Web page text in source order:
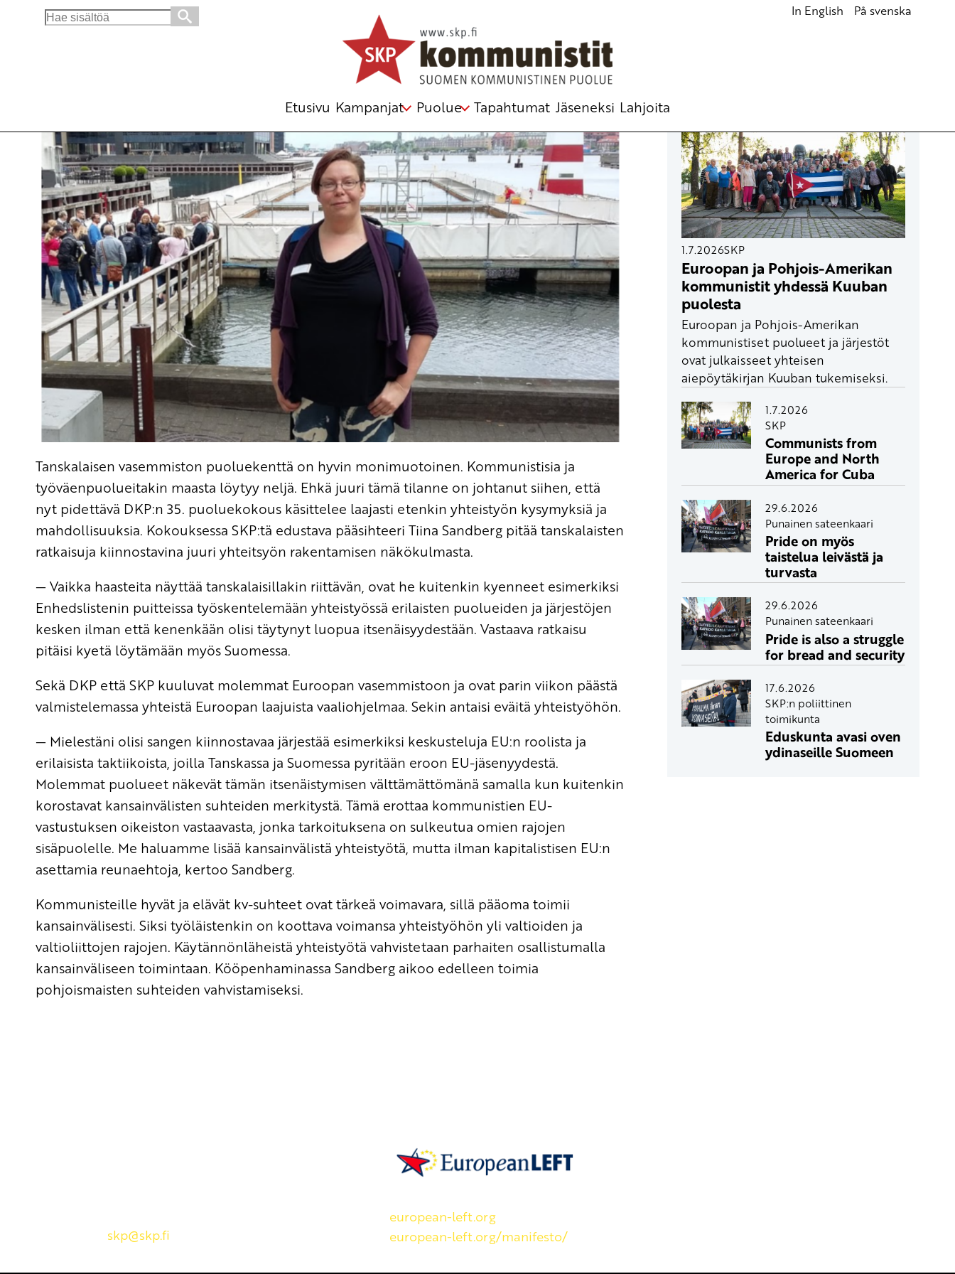
Search
In English På svenska
Etusivu Kampanjat Puolue Tapahtumat Jäseneksi Lahjoita
Tanskalaisen vasemmiston puoluekenttä on hyvin monimuotoinen. Kommunistisia ja
työväenpuolueitakin maasta löytyy neljä. Ehkä juuri tämä tilanne on johtanut siihen, että
nyt pidettävä DKP:n 35. puoluekokous käsittelee laajasti etenkin yhteistyön kysymyksiä ja
mahdollisuuksia. Kokouksessa SKP:tä edustava pääsihteeri Tiina Sandberg pitää tanskalaisten
ratkaisuja kiinnostavina juuri yhteitsyön rakentamisen näkökulmasta.
— Vaikka haasteita näyttää tanskalaisillakin riittävän, ovat he kuitenkin kyenneet esimerkiksi
Enhedslistenin puitteissa työskentelemään yhteistyössä erilaisten puolueiden ja järjestöjen
kesken ilman että kenenkään olisi täytynyt luopua itsenäisyydestään. Vastaava ratkaisu
pitäisi kyetä löytämään myös Suomessa.
Sekä DKP että SKP kuuluvat molemmat Euroopan vasemmistoon ja ovat parin viikon päästä
valmistelemassa yhteistä Euroopan laajuista vaaliohjelmaa. Sekin antaisi eväitä yhteistyöhön.
— Mielestäni olisi sangen kiinnostavaa järjestää esimerkiksi keskusteluja EU:n roolista ja
erilaisista taktiikoista, joilla Tanskassa ja Suomessa pyritään eroon EU-jäsenyydestä.
Molemmat puolueet näkevät tämän itsenäistymisen välttämättömänä samalla kun kuitenkin
korostavat kansainvälisten suhteiden merkitystä. Tämä erottaa kommunistien EU-
vastustuksen oikeiston vastaavasta, jonka tarkoituksena on sulkeutua omien rajojen
sisäpuolelle. Me haluamme lisää kansainvälistä yhteistyötä, mutta ilman kapitalistisen EU:n
asettamia reunaehtoja, kertoo Sandberg.
Kommunisteille hyvät ja elävät kv-suhteet ovat tärkeä voimavara, sillä pääoma toimii
kansainvälisesti. Siksi työläistenkin on koottava voimansa yhteistyöhön yli valtioiden ja
valtioliittojen rajojen. Käytännönläheistä yhteistyötä vahvistetaan parhaiten osallistumalla
kansainväliseen toimintaan. Kööpenhaminassa Sandberg aikoo edelleen toimia
pohjoismaisten suhteiden vahvistamiseksi.
1.7.2026SKP
Euroopan ja Pohjois-Amerikan
kommunistit yhdessä Kuuban
puolesta
Euroopan ja Pohjois-Amerikan
kommunistiset puolueet ja järjestöt
ovat julkaisseet yhteisen
aiepöytäkirjan Kuuban tukemiseksi.
1.7.2026
SKP
Communists from
Europe and North
America for Cuba
29.6.2026
Punainen sateenkaari
Pride on myös
taistelua leivästä ja
turvasta
29.6.2026
Punainen sateenkaari
Pride is also a struggle
for bread and security
17.6.2026
SKP:n poliittinen
toimikunta
Eduskunta avasi oven
ydinaseille Suomeen
skp@skp.fi
european-left.org
european-left.org/manifesto/